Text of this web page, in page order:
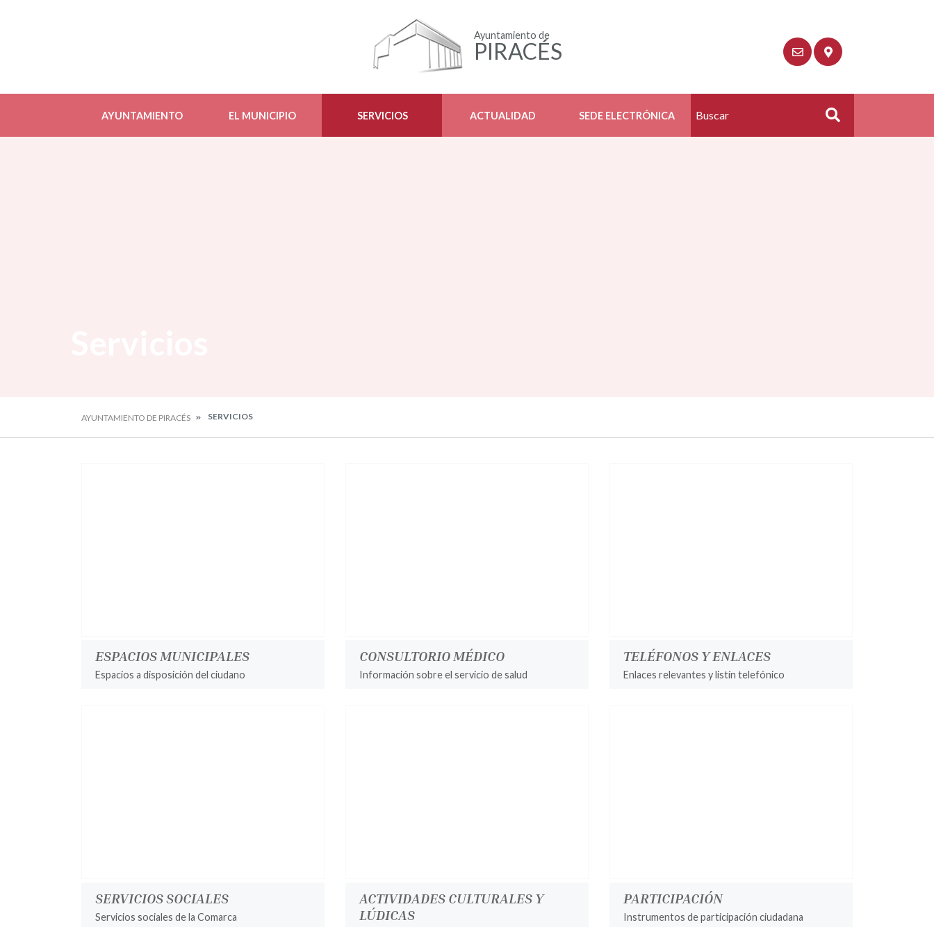
Ayuntamiento de
PIRACÉS
AYUNTAMIENTO EL MUNICIPIO SERVICIOS ACTUALIDAD SEDE ELECTRÓNICA Buscar
AYUNTAMIENTO DE PIRACÉS SERVICIOS
ESPACIOS MUNICIPALES
Espacios a disposición del ciudano
CONSULTORIO MÉDICO
Información sobre el servicio de salud
TELÉFONOS Y ENLACES
Enlaces relevantes y listín telefónico
SERVICIOS SOCIALES
Servicios sociales de la Comarca
ACTIVIDADES CULTURALES Y
LÚDICAS
PARTICIPACIÓN
Instrumentos de participación ciudadana